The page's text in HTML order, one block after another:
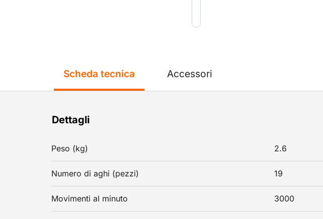
Scheda tecnica
Dettagli
Peso (kg) 2.6
Numero di aghi (pezzi) 19
Movimenti al minuto 3000
Accessori